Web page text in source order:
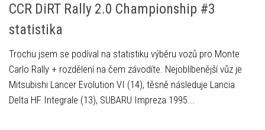
CCR DiRT Rally 2.0 Championship #3
statistika
Trochu jsem se podíval na statistiku výběru vozů pro Monte
Carlo Rally + rozdělení na čem závodíte. Nejoblíbenější vůz je
Mitsubishi Lancer Evolution VI (14), těsně následuje Lancia
Delta HF Integrale (13), SUBARU Impreza 1995...